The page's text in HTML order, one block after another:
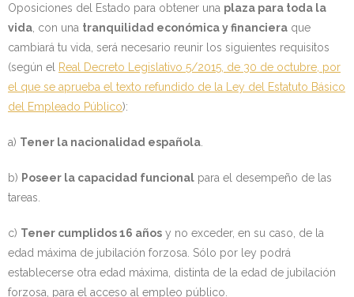
Oposiciones del Estado para obtener una plaza para toda la
vida , con una tranquilidad económica y financiera que
cambiará tu vida, será necesario reunir los siguientes requisitos
(según el
Real Decreto Legislativo 5/2015, de 30 de octubre, por
el que se aprueba el texto refundido de la Ley del Estatuto Básico
del Empleado Público):
a) Tener la nacionalidad española
b) Poseer la capacidad funcional para el desempeño de las
tareas.
c) Tener cumplidos 16 años y no exceder, en su caso, de la
edad máxima de jubilación forzosa. Sólo por ley podrá
establecerse otra edad máxima, distinta de la edad de jubilación
forzosa, para el acceso al empleo público.